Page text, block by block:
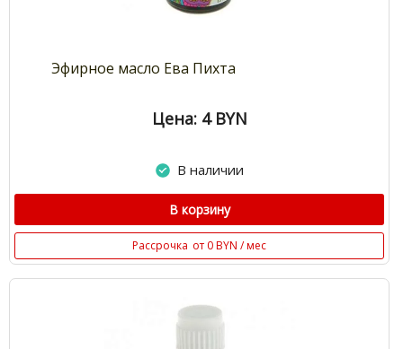
Эфирное масло Ева Пихта
Цена: 4 BYN
В наличии
В корзину
Рассрочка от 0 BYN / мес